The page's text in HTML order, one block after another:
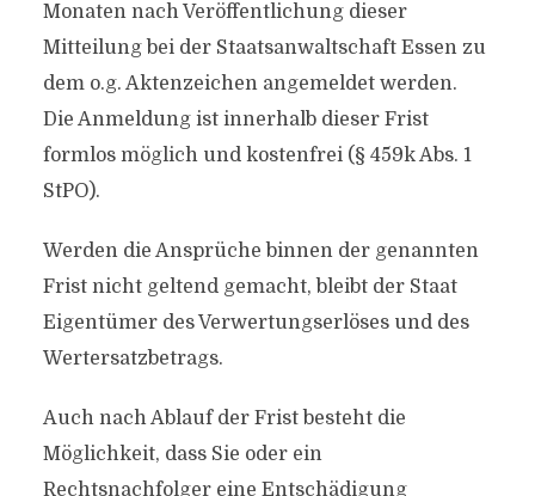
Monaten nach Veröffentlichung dieser
Mitteilung bei der Staatsanwaltschaft Essen zu
dem o.g. Aktenzeichen angemeldet werden.
Die Anmeldung ist innerhalb dieser Frist
formlos möglich und kostenfrei (§ 459k Abs. 1
StPO).
Werden die Ansprüche binnen der genannten
Frist nicht geltend gemacht, bleibt der Staat
Eigentümer des Verwertungserlöses und des
Wertersatzbetrags.
Auch nach Ablauf der Frist besteht die
Möglichkeit, dass Sie oder ein
Rechtsnachfolger eine Entschädigung